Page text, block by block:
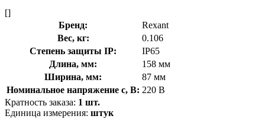
[]
Бренд:
Rexant
Вес, кг:
0.106
Степень защиты IP:
IP65
Длина, мм:
158 мм
Ширина, мм:
87 мм
Номинальное напряжение с, В: 220 В
Кратность заказа: 1 шт.
Единица измерения: штук